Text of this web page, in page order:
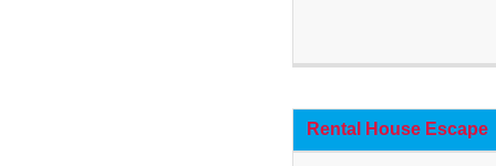
Rental House Escape